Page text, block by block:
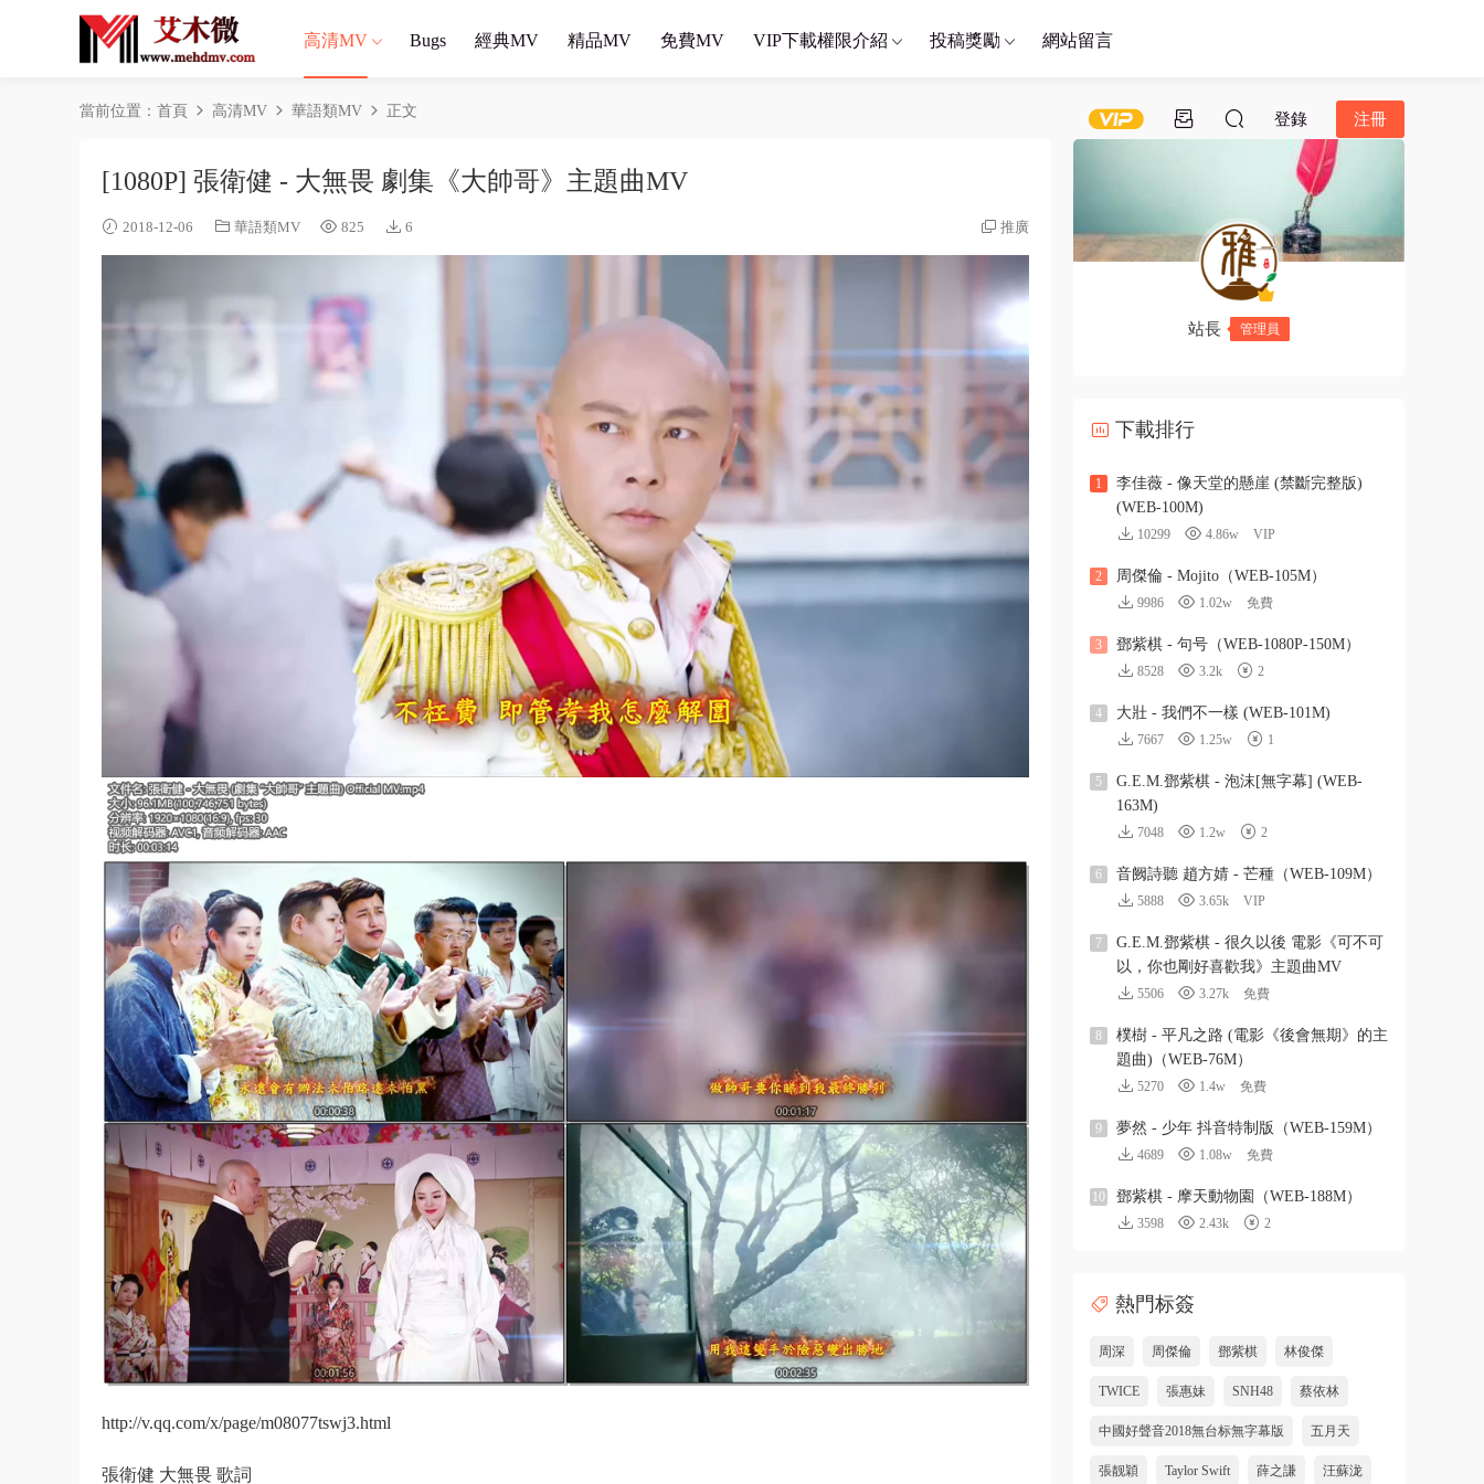
高清MV Bugs 經典MV 精品MV 免費MV VIP下載權限介紹 投稿獎勵 網站留言
登錄 注冊
當前位置： 首頁 高清MV 華語類MV 正文
[1080P] 張衛健 - 大無畏 劇集《大帥哥》主題曲MV
2018-12-06 華語類MV 825 6 推廣
http://v.qq.com/x/page/m08077tswj3.html
張衛健 大無畏 歌詞
站長 管理員
下載排行
1
李佳薇 - 像天堂的懸崖 (禁斷完整版)
(WEB-100M)
10299 4.86w VIP
2 周傑倫 - Mojito（WEB-105M）
9986 1.02w 免費
3 鄧紫棋 - 句号（WEB-1080P-150M）
8528 3.2k 2
4 大壯 - 我們不一樣 (WEB-101M)
7667 1.25w 1
5
G.E.M.鄧紫棋 - 泡沫[無字幕] (WEB-
163M)
7048 1.2w 2
6 音阙詩聽 趙方婧 - 芒種（WEB-109M）
5888 3.65k VIP
7
G.E.M.鄧紫棋 - 很久以後 電影《可不可
以，你也剛好喜歡我》主題曲MV
5506 3.27k 免費
8
樸樹 - 平凡之路 (電影《後會無期》的主
題曲)（WEB-76M）
5270 1.4w 免費
9 夢然 - 少年 抖音特制版（WEB-159M）
4689 1.08w 免費
10 鄧紫棋 - 摩天動物園（WEB-188M）
3598 2.43k 2
熱門标簽
周深 周傑倫 鄧紫棋 林俊傑
TWICE 張惠妹 SNH48 蔡依林
中國好聲音2018無台标無字幕版 五月天
張靓穎 Taylor Swift 薛之謙 汪蘇泷